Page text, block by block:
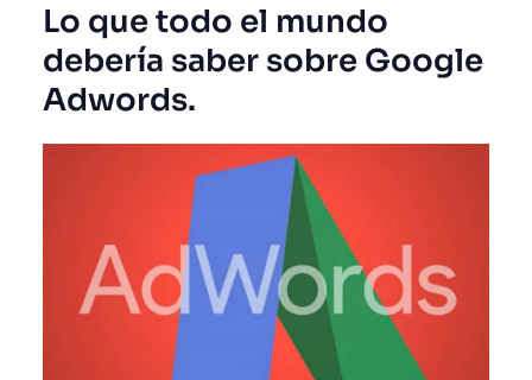
Lo que todo el mundo
debería saber sobre Google
Adwords.